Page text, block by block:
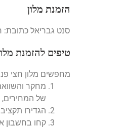
הזמנת מלון
סנט גבריאל כתובת: רואוס אל ג'יבל 50, נצרת, אזור:
טיפים להזמנת
מחפשים מלון חצי פנסיון בדקה ה – 90 או מלונות
מחקר
של המחירים,
הגדירו
קחו בחשבון